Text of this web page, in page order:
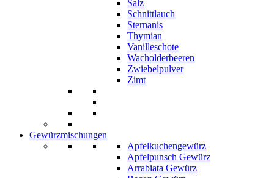
Salz
Schnittlauch
Sternanis
Thymian
Vanilleschote
Wacholderbeeren
Zwiebelpulver
Zimt
Gewürzmischungen
Apfelkuchengewürz
Apfelpunsch Gewürz
Arrabiata Gewürz